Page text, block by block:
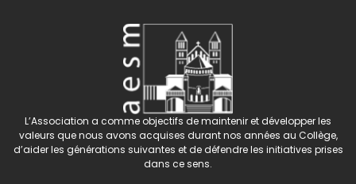
L’Association a comme objectifs de maintenir et développer les
valeurs que nous avons acquises durant nos années au Collège,
d’aider les générations suivantes et de défendre les initiatives prises
dans ce sens.